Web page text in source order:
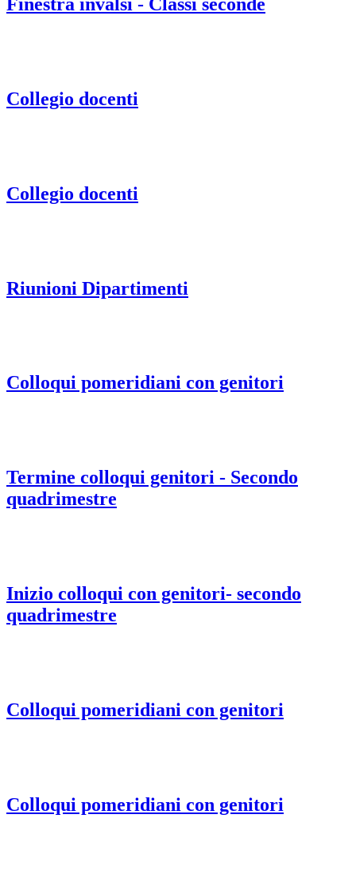
Collegio docenti
Collegio docenti
Riunioni Dipartimenti
Colloqui pomeridiani con genitori
Termine colloqui genitori - Secondo
quadrimestre
Inizio colloqui con genitori- secondo
quadrimestre
Colloqui pomeridiani con genitori
Colloqui pomeridiani con genitori